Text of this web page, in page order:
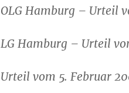
OLG Hamburg – Urteil
LG Hamburg – Urteil
Urteil vom 5. Februar